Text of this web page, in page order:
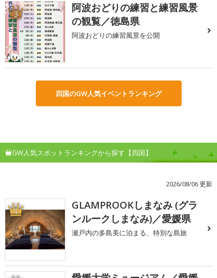
3
阿波おどりの練習と練習風景
の観覧／徳島県
阿波おどりの練習風景を公開
四国のGW人気イベントランキング
GW人気スポットランキングから探す【四国】
2026/08/06 更新
1
GLAMPROOKしまなみ (グラ
ンルークしまなみ)／愛媛県
瀬戸内の多島美に泊まる、特別な島旅